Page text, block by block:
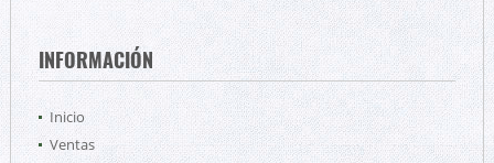
INFORMACIÓN
Inicio
Ventas